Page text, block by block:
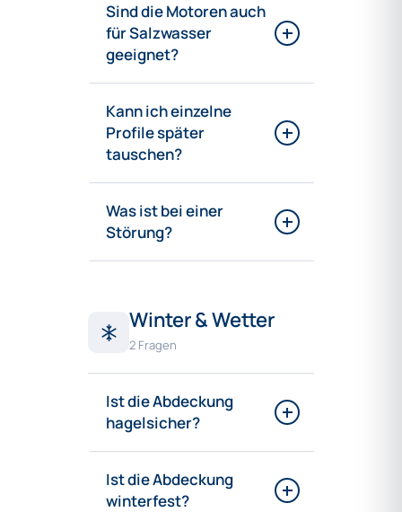
Sind die Motoren auch
für Salzwasser
geeignet?
Kann ich einzelne
Profile später
tauschen?
Was ist bei einer
Störung?
Winter & Wetter
2 Fragen
Ist die Abdeckung
hagelsicher?
Ist die Abdeckung
winterfest?